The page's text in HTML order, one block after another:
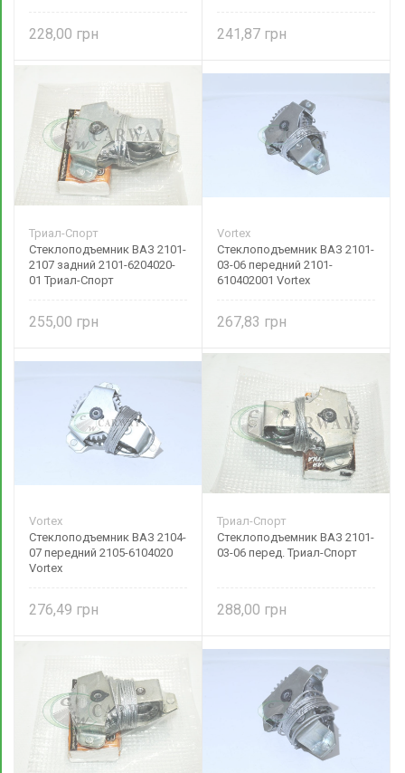
228,00 241,87
Триал-Спорт
Стеклоподъемник ВАЗ 2101-
2107 задний 2101-6204020-
01 Триал-Спорт
255,00
Vortex
Стеклоподъемник ВАЗ 2101-
03-06 передний 2101-
610402001 Vortex
267,83
Vortex
Стеклоподъемник ВАЗ 2104-
07 передний 2105-6104020
Vortex
276,49
Триал-Спорт
Стеклоподъемник ВАЗ 2101-
03-06 перед. Триал-Спорт
288,00